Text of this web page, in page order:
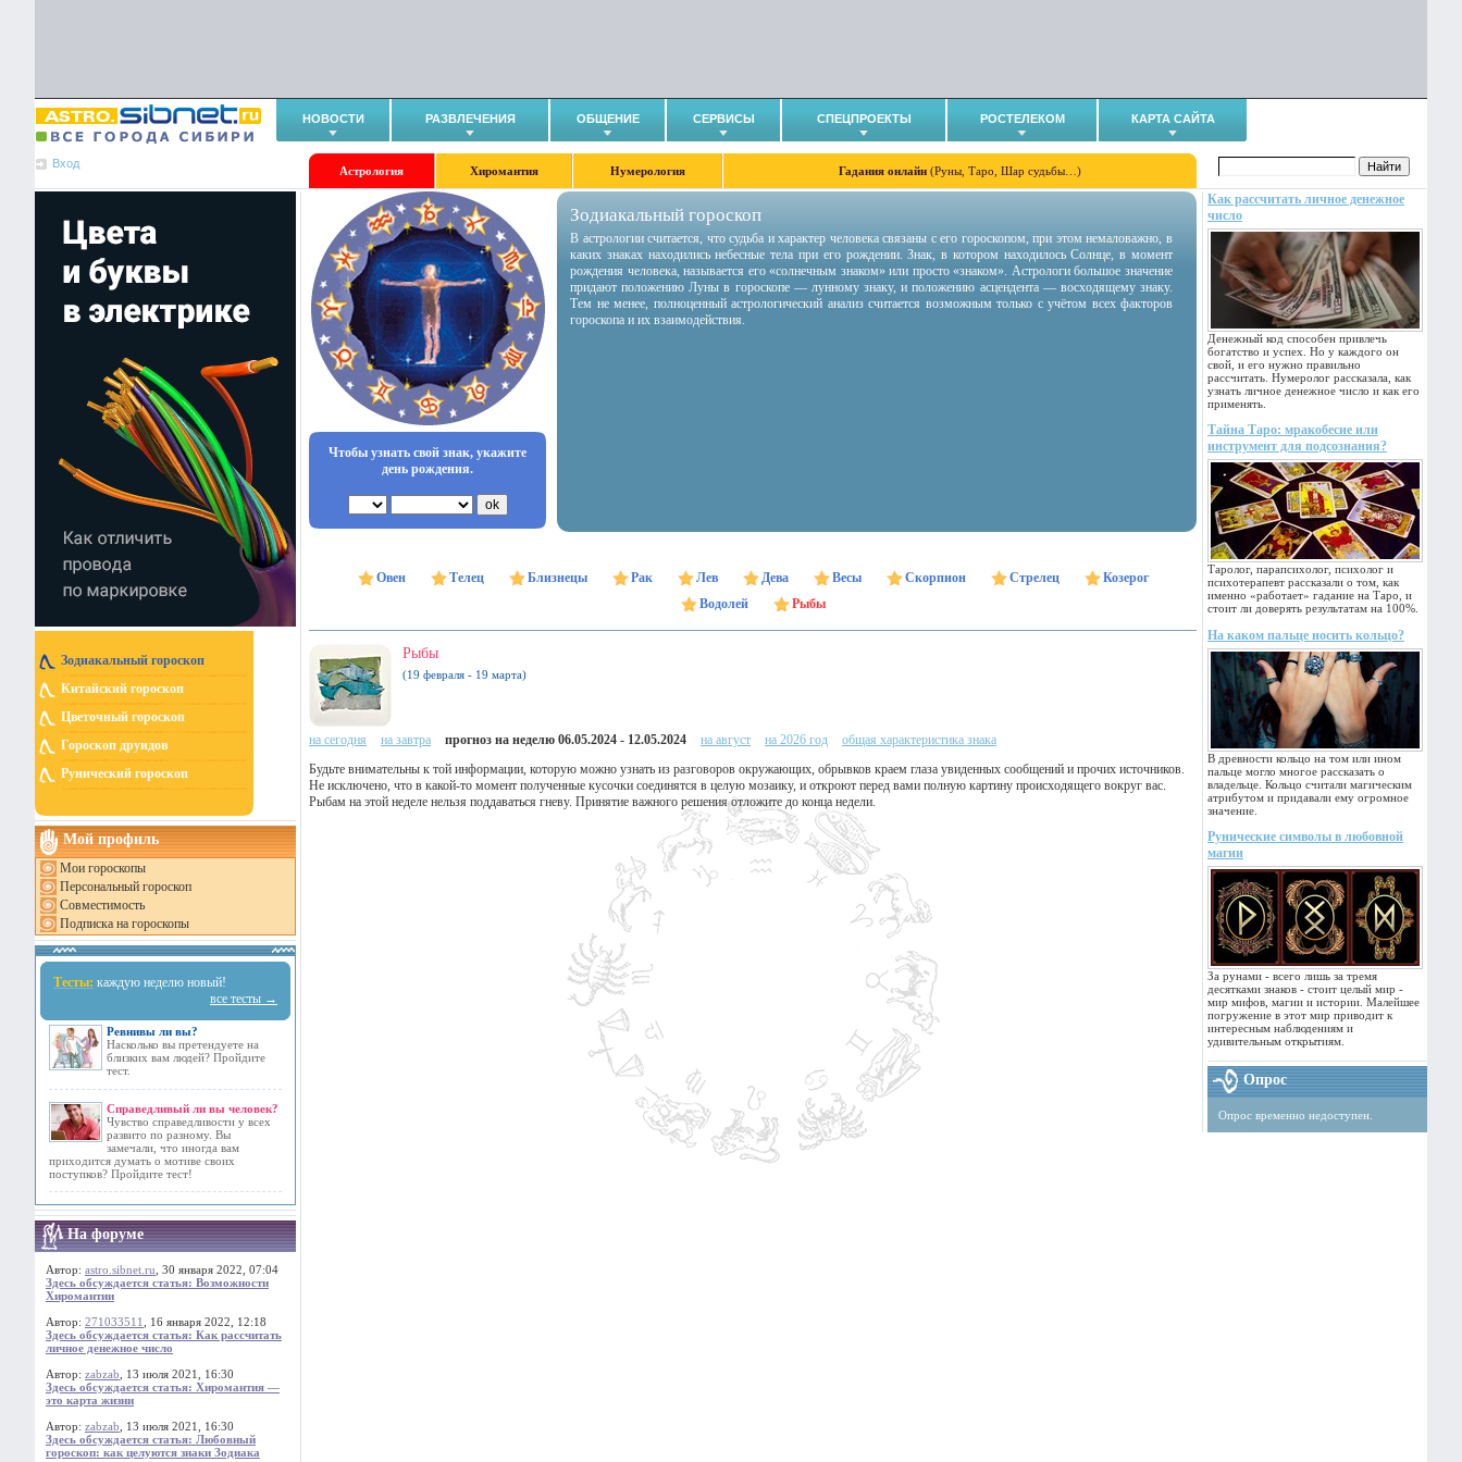
НОВОСТИ РАЗВЛЕЧЕНИЯ ОБЩЕНИЕ СЕРВИСЫ СПЕЦПРОЕКТЫ РОСТЕЛЕКОМ КАРТА САЙТА
Вход
Астрология Хиромантия Нумерология Гадания онлайн (Руны, Таро, Шар судьбы…)
Зодиакальный гороскоп
Китайский гороскоп
Цветочный гороскоп
Гороскоп друидов
Рунический гороскоп
Мой профиль
Мои гороскопы
Персональный гороскоп
Совместимость
Подписка на гороскопы
Тесты: каждую неделю новый!
все тесты →
Ревнивы ли вы?
Насколько вы претендуете на
близких вам людей? Пройдите
тест.
Справедливый ли вы человек?
Чувство справедливости у всех
развито по разному. Вы
замечали, что иногда вам
приходится думать о мотиве своих
поступков? Пройдите тест!
На форуме
Автор: astro.sibnet.ru , 30 января 2022, 07:04
Здесь обсуждается статья: Возможности
Хиромантии
Автор: 271033511
, 16 января 2022, 12:18
Здесь обсуждается статья: Как рассчитать
личное денежное число
Автор: zabzab , 13 июля 2021, 16:30
Здесь обсуждается статья: Хиромантия —
это карта жизни
Автор: zabzab , 13 июля 2021, 16:30
Здесь обсуждается статья: Любовный
гороскоп: как целуются знаки Зодиака
Как рассчитать личное денежное
число
Денежный код способен привлечь
богатство и успех. Но у каждого он
свой, и его нужно правильно
рассчитать. Нумеролог рассказала, как
узнать личное денежное число и как его
применять.
Тайна Таро: мракобесие или
инструмент для подсознания?
Таролог, парапсихолог, психолог и
психотерапевт рассказали о том, как
именно «работает» гадание на Таро, и
стоит ли доверять результатам на 100%.
На каком пальце носить кольцо?
В древности кольцо на том или ином
пальце могло многое рассказать о
владельце. Кольцо считали магическим
атрибутом и придавали ему огромное
значение.
Рунические символы в любовной
магии
За рунами - всего лишь за тремя
десятками знаков - стоит целый мир -
мир мифов, магии и истории. Малейшее
погружение в этот мир приводит к
интересным наблюдениям и
удивительным открытиям.
Опрос
Опрос временно недоступен.
Чтобы узнать свой знак, укажите
день рождения.
Зодиакальный гороскоп
В астрологии считается, что судьба и характер человека связаны с его гороскопом, при этом немаловажно, в
каких знаках находились небесные тела при его рождении. Знак, в котором находилось Солнце, в момент
рождения человека, называется его «солнечным знаком» или просто «знаком». Астрологи большое значение
придают положению Луны в гороскопе — лунному знаку, и положению асцендента — восходящему знаку.
Тем не менее, полноценный астрологический анализ считается возможным только с учётом всех факторов
гороскопа и их взаимодействия.
Овен Телец Близнецы Рак Лев Дева Весы Скорпион Стрелец
Козерог
Водолей
Рыбы
Рыбы
(19 февраля - 19 марта)
на сегодня на завтра прогноз на неделю 06.05.2024 - 12.05.2024 на август на 2026 год
общая характеристика знака
Будьте внимательны к той информации, которую можно узнать из разговоров окружающих, обрывков краем глаза увиденных сообщений и прочих источников.
Не исключено, что в какой-то момент полученные кусочки соединятся в целую мозаику, и откроют перед вами полную картину происходящего вокруг вас.
Рыбам на этой неделе нельзя поддаваться гневу. Принятие важного решения отложите до конца недели.